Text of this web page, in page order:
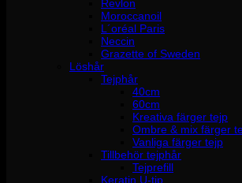
Revlon
Moroccanoil
L´oréal Paris
Neccin
Grazette of Sweden
Löshår
Tejphår
40cm
60cm
Kreativa färger tejp
Ombre & mix färger
Vanliga färger tejp
Tillbehör tejphår
Tejprefill
Keratin U-tip